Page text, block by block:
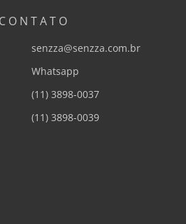
CONTATO
senzza@senzza.com.br
Whatsapp
(11) 3898-0037
(11) 3898-0039